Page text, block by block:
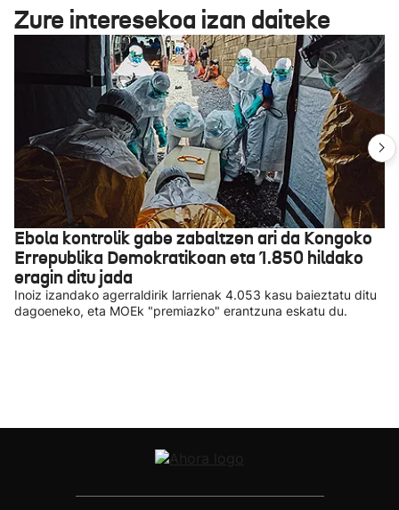
Zure interesekoa izan daiteke
Ebola kontrolik gabe zabaltzen ari da Kongoko
Errepublika Demokratikoan eta 1.850 hildako
eragin ditu jada
Inoiz izandako agerraldirik larrienak 4.053 kasu baieztatu ditu
dagoeneko, eta MOEk "premiazko" erantzuna eskatu du.